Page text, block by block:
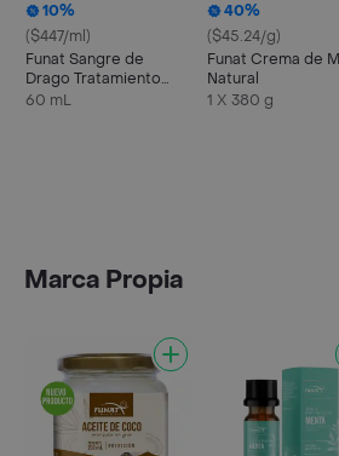
10%
($447/ml)
Funat Sangre de
Drago Tratamiento
Ulceras
60 mL
40%
($45.24/g)
Funat Crema de
Natural
1 X 380 g
Marca Propia